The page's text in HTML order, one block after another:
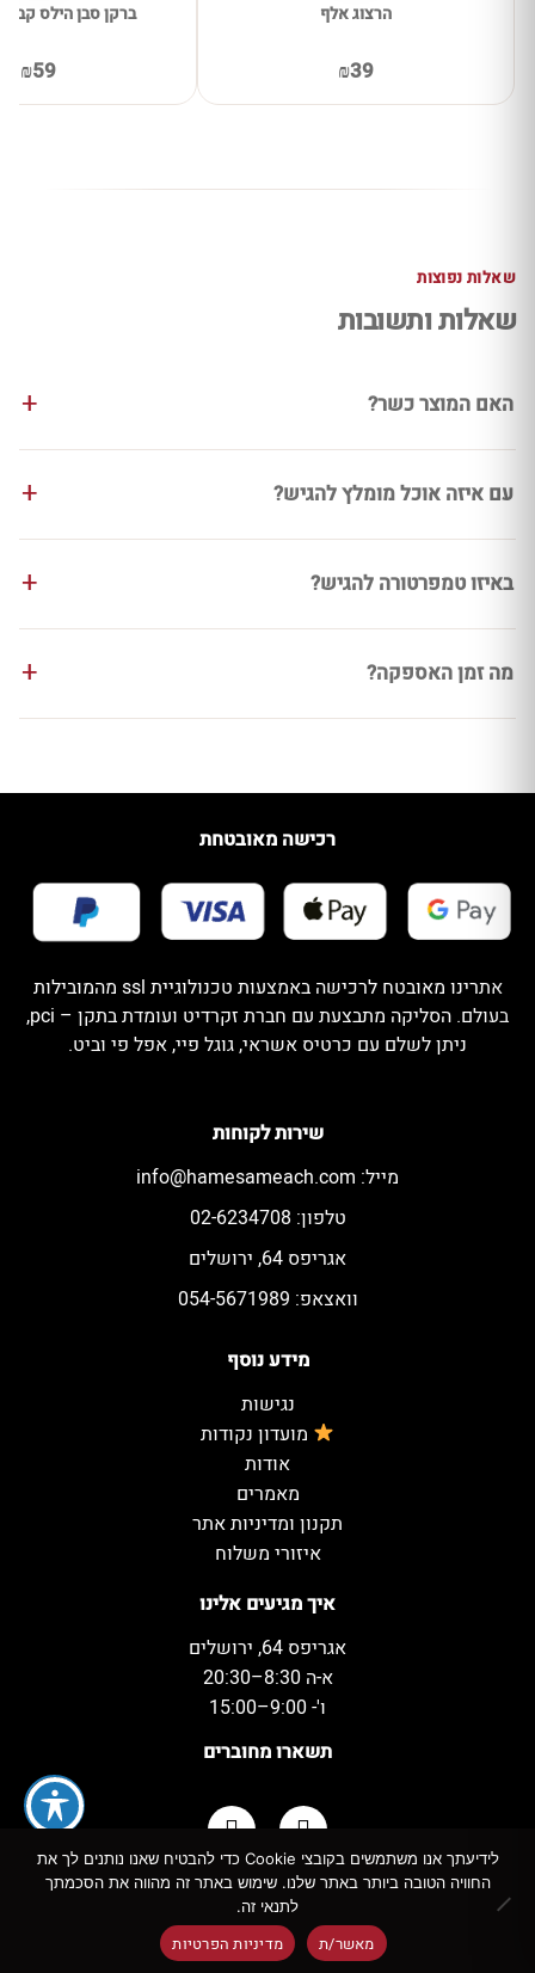
הרצוג אלף
₪39
ברקן סבן הילס
₪59
שאלות נפוצות
שאלות ותשובות
האם המוצר כשר?
עם איזה אוכל מומלץ להגיש?
באיזו טמפרטורה להגיש?
מה זמן האספקה?
איך מגיעים אלינו
אגריפס 64, ירושלים
א-ה 8:30–20:30
ו'- 9:00–15:00
תשארו מחוברים
מידע נוסף
נגישות
מועדון נקודות
אודות
מאמרים
תקנון ומדיניות אתר
איזורי משלוח
שירות לקוחות
מייל: info@hamesameach.com
טלפון: 02-6234708
אגריפס 64, ירושלים
וואצאפ: 054-5671989
רכישה מאובטחת
אתרינו מאובטח לרכישה באמצעות טכנולוגיית ssl מהמובילות
בעולם. הסליקה מתבצעת עם חברת זקרדיט ועומדת בתקן – pci,
ניתן לשלם עם כרטיס אשראי, גוגל פיי, אפל פי וביט.
צריכה מופרזת של אלכוהול מסכנת חיים ומזיקה לבריאות
כל הזכויות שמורות למשקאות המשמח ©
לידיעתך אנו משתמשים בקובצי Cookie כדי להבטיח שאנו נותנים לך את
החוויה הטובה ביותר באתר שלנו. שימוש באתר זה מהווה את הסכמתך
לתנאי זה.
מאשר/ת מדיניות הפרטיות